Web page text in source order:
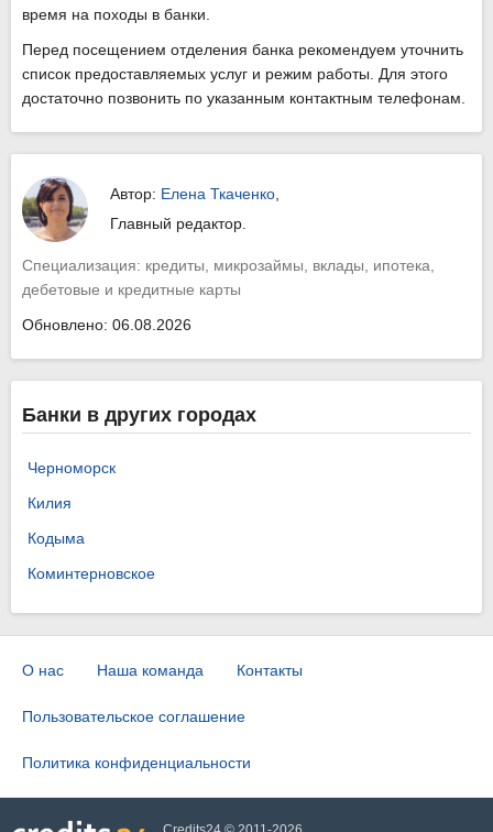
время на походы в банки.
Перед посещением отделения банка рекомендуем уточнить
список предоставляемых услуг и режим работы. Для этого
достаточно позвонить по указанным контактным телефонам.
Автор: Елена Ткаченко
Главный редактор.
Специализация: кредиты, микрозаймы, вклады, ипотека,
дебетовые и кредитные карты
Обновлено: 06.08.2026
Банки в других городах
Черноморск
Килия
Кодыма
Коминтерновское
О нас Наша команда Контакты
Пользовательское соглашение
Политика конфиденциальности